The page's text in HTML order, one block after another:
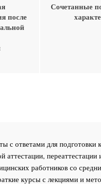
после
Сочетанные
с ответами для подготовки к
аттестации, переаттестации
работников со
курсы с лекциями и